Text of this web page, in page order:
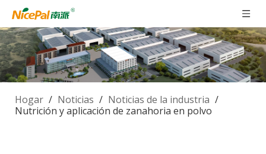
Hogar / Noticias / Noticias de la industria /
Nutrición y aplicación de zanahoria en polvo